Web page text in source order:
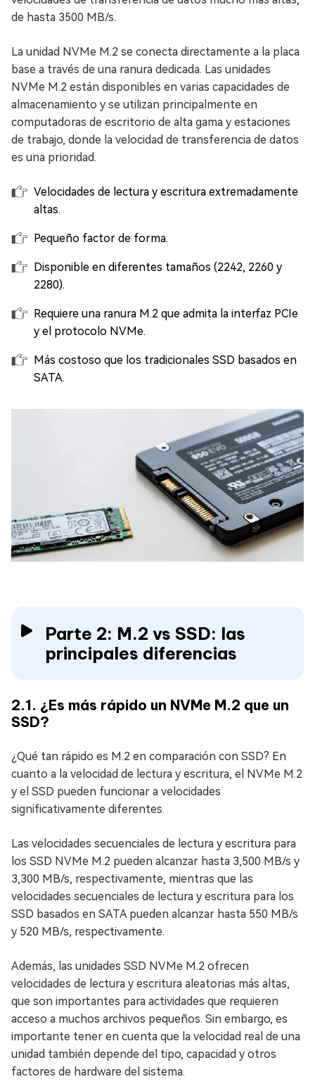
de hasta 3500 MB/s.
La unidad NVMe M.2 se conecta directamente a la placa
base a través de una ranura dedicada. Las unidades
NVMe M.2 están disponibles en varias capacidades de
almacenamiento y se utilizan principalmente en
computadoras de escritorio de alta gama y estaciones
de trabajo, donde la velocidad de transferencia de datos
es una prioridad.
Velocidades de lectura y escritura extremadamente
altas.
Pequeño factor de forma.
Disponible en diferentes tamaños (2242, 2260 y
2280).
Requiere una ranura M.2 que admita la interfaz PCIe
y el protocolo NVMe.
Más costoso que los tradicionales SSD basados en
SATA.
Parte 2: M.2 vs SSD: las
principales diferencias
2.1. ¿Es más rápido un NVMe M.2 que un
SSD?
¿Qué tan rápido es M.2 en comparación con SSD? En
cuanto a la velocidad de lectura y escritura, el NVMe M.2
y el SSD pueden funcionar a velocidades
significativamente diferentes.
Las velocidades secuenciales de lectura y escritura para
los SSD NVMe M.2 pueden alcanzar hasta 3,500 MB/s y
3,300 MB/s, respectivamente, mientras que las
velocidades secuenciales de lectura y escritura para los
SSD basados en SATA pueden alcanzar hasta 550 MB/s
y 520 MB/s, respectivamente.
Además, las unidades SSD NVMe M.2 ofrecen
velocidades de lectura y escritura aleatorias más altas,
que son importantes para actividades que requieren
acceso a muchos archivos pequeños. Sin embargo, es
importante tener en cuenta que la velocidad real de una
unidad también depende del tipo, capacidad y otros
factores de hardware del sistema.